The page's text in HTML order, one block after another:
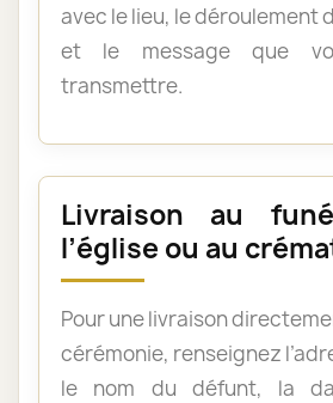
avec le lieu, le déroulement
et le message que
transmettre.
Livraison au
l’église ou au
Pour une livraison
cérémonie, renseignez
le nom du défunt, la